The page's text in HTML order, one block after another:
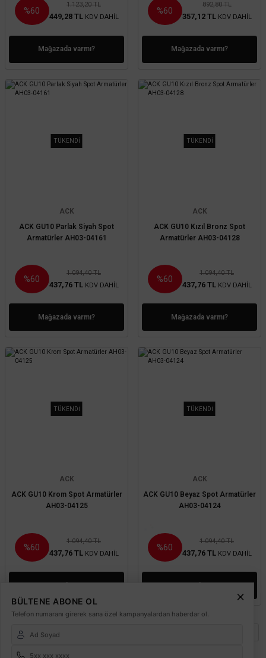
%60
1.123,20 TL
449,28 TL KDV DAHİL
Mağazada varmı?
%60
892,80 TL
357,12 TL KDV DAHİL
Mağazada varmı?
TÜKENDİ
ACK
ACK GU10 Parlak Siyah Spot
Armatürler AH03-04161
%60
1.094,40 TL
437,76 TL KDV DAHİL
Mağazada varmı?
TÜKENDİ
ACK
ACK GU10 Kızıl Bronz Spot
Armatürler AH03-04128
%60
1.094,40 TL
437,76 TL KDV DAHİL
Mağazada varmı?
TÜKENDİ
ACK
ACK GU10 Krom Spot Armatürler
AH03-04125
%60
1.094,40 TL
437,76 TL KDV DAHİL
Mağazada varmı?
TÜKENDİ
ACK
ACK GU10 Beyaz Spot Armatürler
AH03-04124
%60
1.094,40 TL
437,76 TL KDV DAHİL
Mağazada varmı?
BÜLTENE ABONE OL
Telefon numaranı girerek sana özel kampanyalardan haberdar ol.